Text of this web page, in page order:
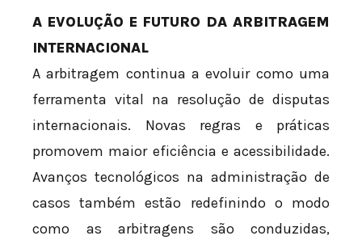
A EVOLUÇÃO E FUTURO DA ARBITRAGEM
INTERNACIONAL
A arbitragem continua a evoluir como uma
ferramenta vital na resolução de disputas
internacionais. Novas regras e práticas
promovem maior eficiência e acessibilidade.
Avanços tecnológicos na administração de
casos também estão redefinindo o modo
como as arbitragens são conduzidas,